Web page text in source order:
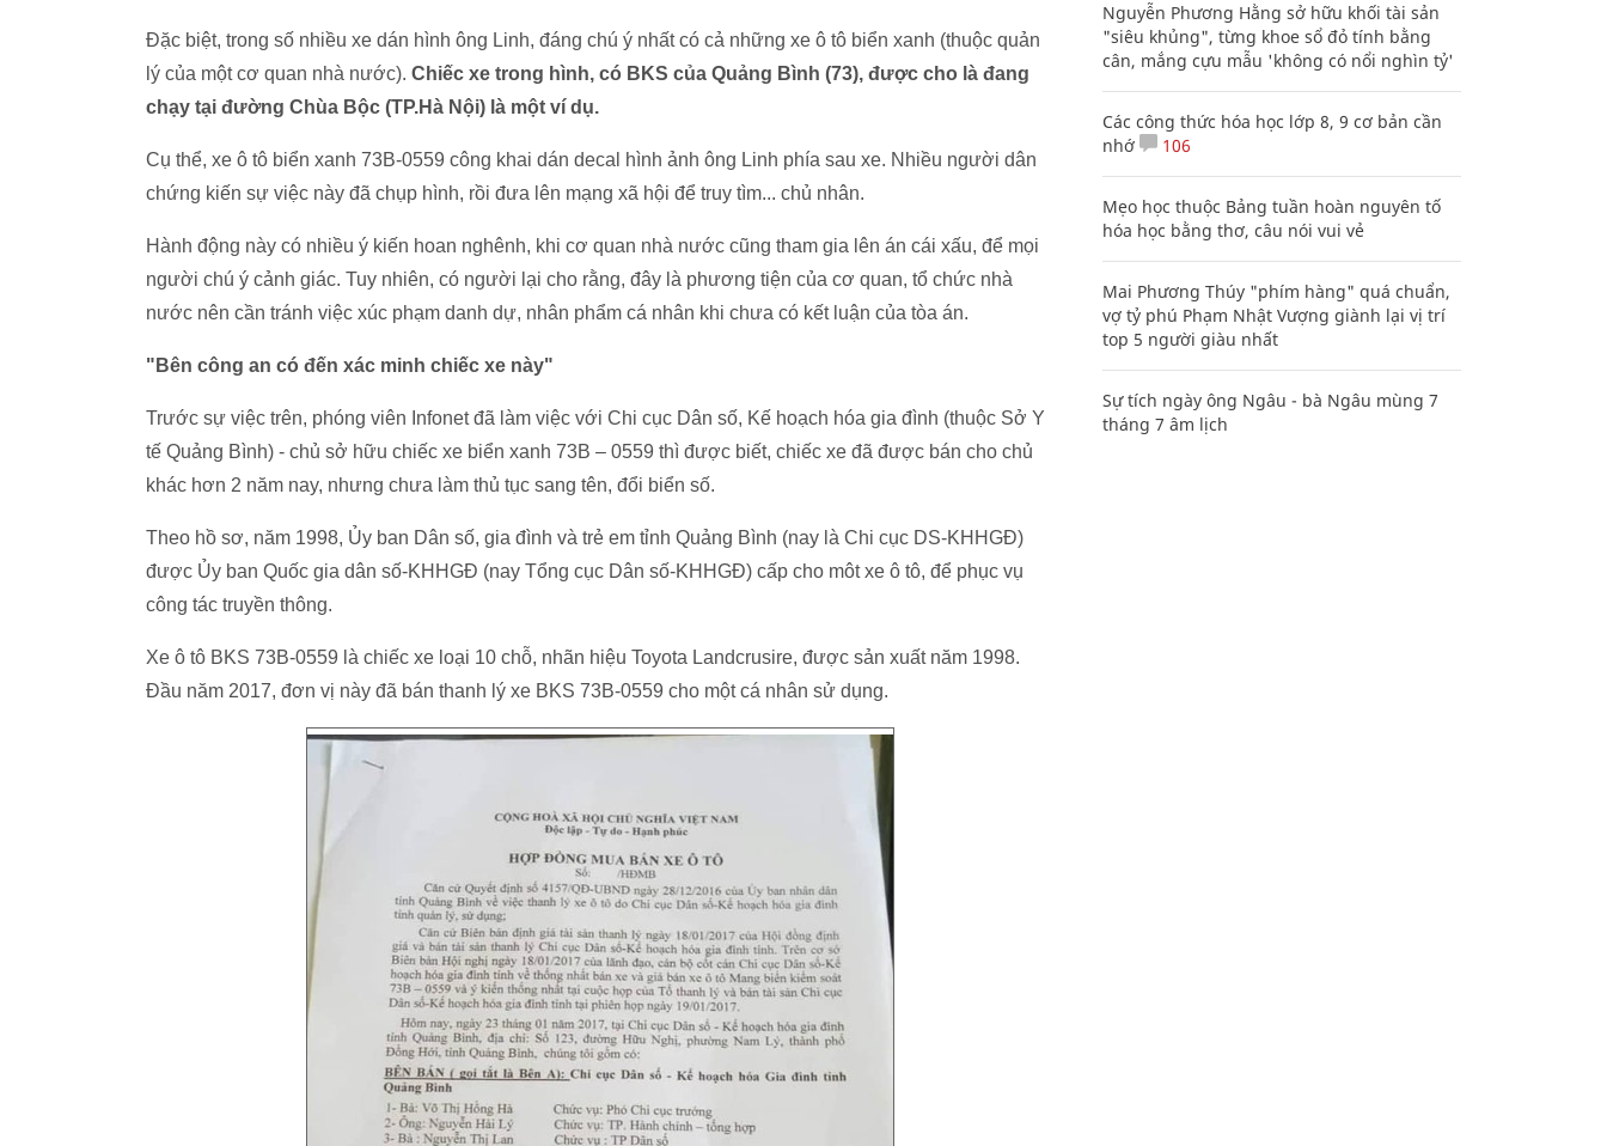
Đặc biệt, trong số nhiều xe dán hình ông Linh, đáng chú ý nhất có cả những xe ô tô biển xanh (thuộc quản
lý của một cơ quan nhà nước). Chiếc xe trong hình, có BKS của Quảng Bình (73), được cho là đang
chạy tại đường Chùa Bộc (TP.Hà Nội) là một ví dụ.
Cụ thể, xe ô tô biển xanh 73B-0559 công khai dán decal hình ảnh ông Linh phía sau xe. Nhiều người dân
chứng kiến sự việc này đã chụp hình, rồi đưa lên mạng xã hội để truy tìm... chủ nhân.
Hành động này có nhiều ý kiến hoan nghênh, khi cơ quan nhà nước cũng tham gia lên án cái xấu, để mọi
người chú ý cảnh giác. Tuy nhiên, có người lại cho rằng, đây là phương tiện của cơ quan, tổ chức nhà
nước nên cần tránh việc xúc phạm danh dự, nhân phẩm cá nhân khi chưa có kết luận của tòa án.
"Bên công an có đến xác minh chiếc xe này"
Trước sự việc trên, phóng viên Infonet đã làm việc với Chi cục Dân số, Kế hoạch hóa gia đình (thuộc Sở Y
tế Quảng Bình) - chủ sở hữu chiếc xe biển xanh 73B – 0559 thì được biết, chiếc xe đã được bán cho chủ
khác hơn 2 năm nay, nhưng chưa làm thủ tục sang tên, đổi biển số.
Theo hồ sơ, năm 1998, Ủy ban Dân số, gia đình và trẻ em tỉnh Quảng Bình (nay là Chi cục DS-KHHGĐ)
được Ủy ban Quốc gia dân số-KHHGĐ (nay Tổng cục Dân số-KHHGĐ) cấp cho môt xe ô tô, để phục vụ
công tác truyền thông.
Xe ô tô BKS 73B-0559 là chiếc xe loại 10 chỗ, nhãn hiệu Toyota Landcrusire, được sản xuất năm 1998.
Đầu năm 2017, đơn vị này đã bán thanh lý xe BKS 73B-0559 cho một cá nhân sử dụng.
Nguyễn Phương Hằng sở hữu khối tài sản
"siêu khủng", từng khoe sổ đỏ tính bằng
cân, mắng cựu mẫu 'không có nổi nghìn tỷ'
Các công thức hóa học lớp 8, 9 cơ bản cần
nhớ
106
Mẹo học thuộc Bảng tuần hoàn nguyên tố
hóa học bằng thơ, câu nói vui vẻ
Mai Phương Thúy "phím hàng" quá chuẩn,
vợ tỷ phú Phạm Nhật Vượng giành lại vị trí
top 5 người giàu nhất
Sự tích ngày ông Ngâu - bà Ngâu mùng 7
tháng 7 âm lịch